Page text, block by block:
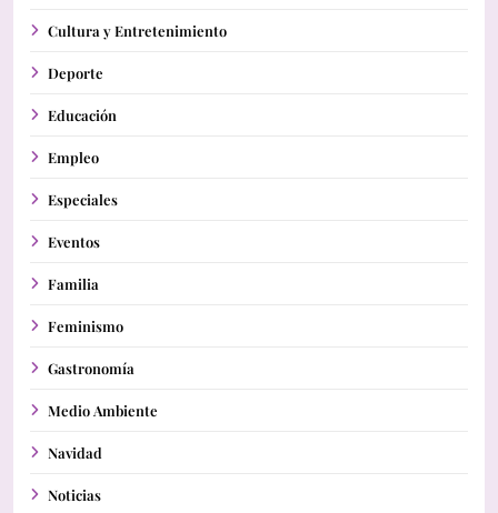
Cultura y Entretenimiento
Deporte
Educación
Empleo
Especiales
Eventos
Familia
Feminismo
Gastronomía
Medio Ambiente
Navidad
Noticias